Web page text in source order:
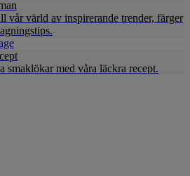
vår värld av inspirerande trender, färger
smaklökar med våra läckra recept.